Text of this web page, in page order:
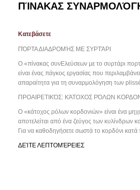
ΠΊΝΑΚΑΣ
Κατεβάσετε
ΠΌΡΤΑ ΔΙΑΔΡΟΜΉΣ ΜΕ ΣΥΡΤΆΡΙ
Ο «πίνακας συνΕλεύσεων με το συρτάρι
είναι ένας πάγκος εργασίας που
απαραίτητα για τη συναρμολόγηση των
ΠΡΟΑΙΡΕΤΙΚΌΣ: ΚΆΤΟΧΟΣ ΡΌΛΩΝ
Ο «κάτοχος ρόλων κορδονιών» είναι ένα
αποτελείται από ένα ζεύγος των κυλίνδρων
Για να καθοδηγήσετε σωστά το κορδόνι
ΔΕΊΤΕ ΛΕΠΤΟΜΈΡΕΙΕΣ